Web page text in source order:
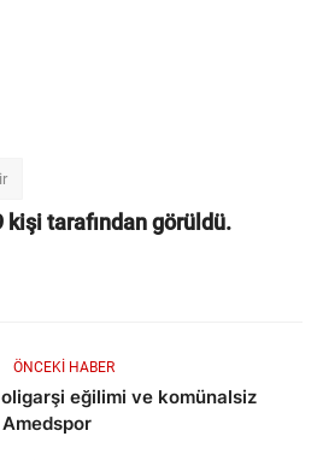
kişi tarafından görüldü.
ÖNCEKI HABER
eğilimi ve komünalsiz
Amedspor